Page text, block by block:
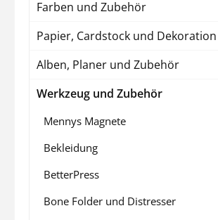
Farben und Zubehör
Papier, Cardstock und Dekoration
Alben, Planer und Zubehör
Werkzeug und Zubehör
Mennys Magnete
Bekleidung
BetterPress
Bone Folder und Distresser